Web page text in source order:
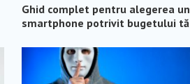
Ghid complet pentru alegerea
smartphone potrivit bugetului